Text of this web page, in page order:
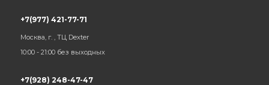
+7(977) 421-77-71
Москва, г. , ТЦ Dexter
10:00 - 21:00 без выходных
+7(928) 248-47-47